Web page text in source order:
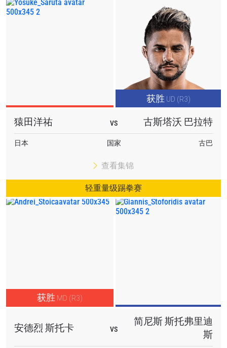
获胜 UD (R3)
猿田洋祐 VS 古斯塔沃 巴拉特
日本 国家 古巴
查看集锦
轻重量级踢拳赛
获胜 MD (R3)
安德烈 斯托卡 VS
简尼斯 斯托弗里迪
斯
在任何地域观看ONE冠军赛，现在注册获得权限了
解最新资讯、解锁特别福利以及优先机遇获得直播
提交此表格签署弹出免责声明，即表示您同意我们
的隐私政策，我们将收集、使用和披露您的信息。
您可以随时取消订阅这些信息。